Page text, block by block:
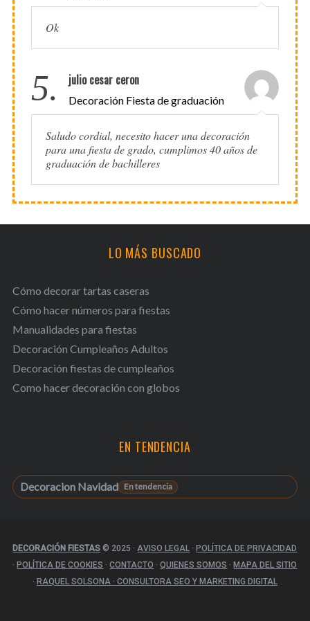
Ok
5. julio cesar ceron
Decoración Fiesta de graduación
Saludo cordial, necesito hacer una decoración
para una fiesta de grado, cumplimos 40 años de
graduación de bachilleres
LO MÁS BUSCADO
Cómo decorar tartas caseras
Cómo hacer números para fiestas
Manualidades para fiestas
Decoración Cumpleaños Adultos
Decoración fiestas de cumpleaños
Como hacer decoración con globos
EN TENDENCIA
Decoracion Navidad
DECORACIÓN FIESTAS © 2025 · AVISO LEGAL · POLÍTICA DE PRIVACIDAD
· POLÍTICA DE COOKIES · CONTACTO · QUIENES SOMOS · MAPA DEL SITIO
· RAQUEL SOLSONA · CONSULTORA SEO Y MARKETING DIGITAL